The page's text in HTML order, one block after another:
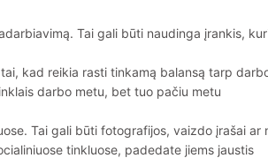
Tai gali būti naudinga įrankis,
kad reikia rasti tinkamą balansą tarp
darbo metu, bet tuo pačiu metu
Tai gali būti fotografijos, vaizdo įrašai ar
tinkluose, padedate jiems jaustis